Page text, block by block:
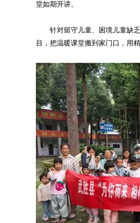
堂如期开讲。
针对留守儿童、困境儿童缺乏
目，把温暖课堂搬到家门口，用